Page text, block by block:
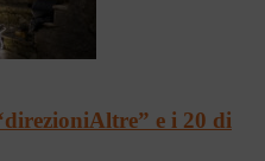
e i 20 di